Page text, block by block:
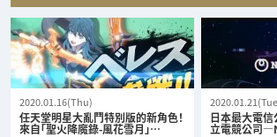
2020.01.16(Thu)
任天堂明星大亂鬥特別版的新角色！
來自「聖火降魔錄-風花雪月」…
日本最大電
立電競公司